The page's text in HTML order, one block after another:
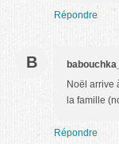
Répondre
B
Noël arrive
la famille
Répondre